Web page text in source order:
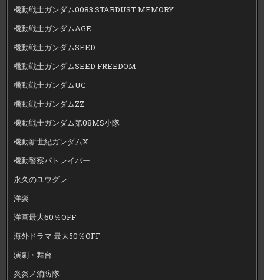
機動戦士ガンダム0083 STARDUST MEMORY
機動戦士ガンダムAGE
機動戦士ガンダムSEED
機動戦士ガンダムSEED FREEDOM
機動戦士ガンダムUC
機動戦士ガンダムZZ
機動戦士ガンダム第08MS小隊
機動新世紀ガンダムX
機動警察パトレイバー
永久のユウグレ
洋楽
洋画最大60％OFF
海外ドラマ 最大50％OFF
演劇・舞台
炎炎ノ消防隊